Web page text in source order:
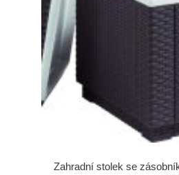
Zahradní stolek se